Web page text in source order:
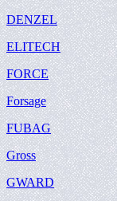
DENZEL
ELITECH
FORCE
Forsage
FUBAG
Gross
GWARD